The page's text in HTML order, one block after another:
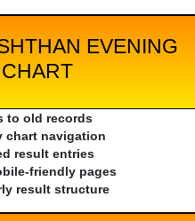
EVENING
to old records
chart navigation
result entries
friendly pages
result structure